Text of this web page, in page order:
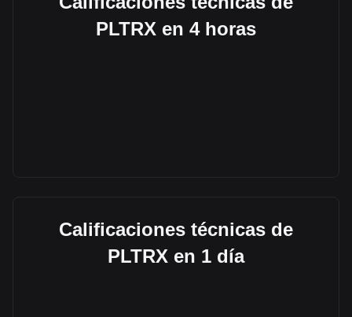
PLTRX en 4 horas
Calificaciones técnicas de
PLTRX en 1 día